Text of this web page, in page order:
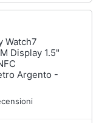
Watch7
Display 1.5"
Argento -